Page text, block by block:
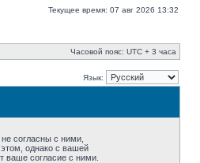
Текущее время: 07 авг 2026 13:32
Часовой пояс: UTC + 3 часа
Язык:
согласны с ними,
однако с вашей
ваше согласие с ними.